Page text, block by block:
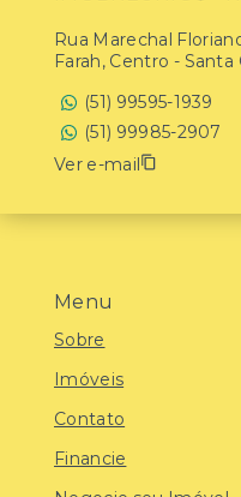
Menu
Sobre
Imóveis
Contato
Financie
Rua Marechal
Farah, Centro -
(51) 99595-1939
(51) 99985-2907
Ver e-mail